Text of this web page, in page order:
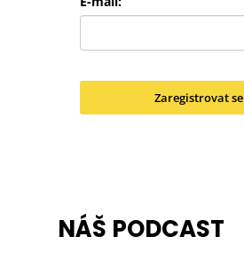
Zaregistrovat se
NÁŠ PODCAST